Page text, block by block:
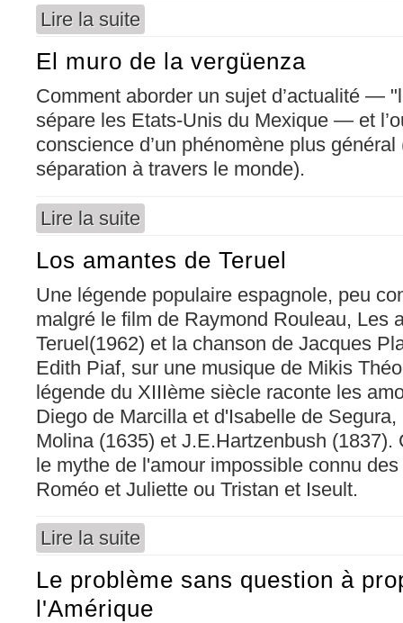
Lire la suite
El muro de la vergüenza
Comment aborder un sujet d’actualité —
sépare les Etats-Unis du Mexique — et
conscience d’un phénomène plus
séparation à travers le monde).
Lire la suite
Los amantes de Teruel
Une légende populaire espagnole, peu
malgré le film de Raymond Rouleau, Les
Teruel(1962) et la chanson de Jacques
Edith Piaf, sur une musique de Mikis
légende du XIIIème siècle raconte les
Diego de Marcilla et d'Isabelle de
Molina (1635) et J.E.Hartzenbush (1837).
le mythe de l'amour impossible connu
Roméo et Juliette ou Tristan et Iseult.
Lire la suite
Le problème sans question à
l'Amérique